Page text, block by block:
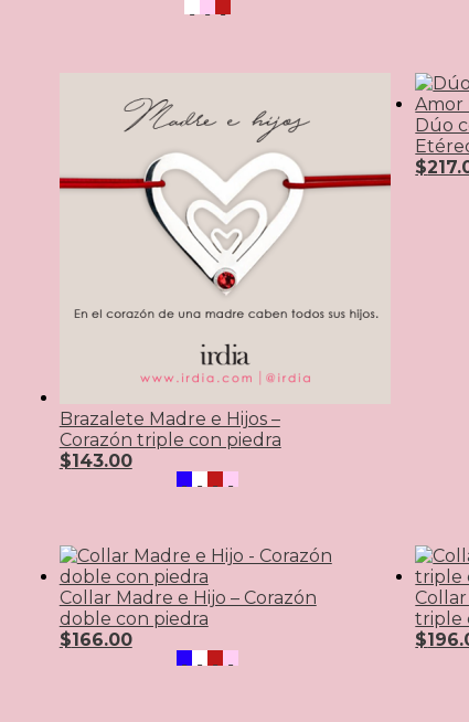
Brazalete Madre e Hijos –
Corazón triple con piedra
$143.00
Dúo
$
Collar Madre e Hijo – Corazón
doble con piedra
$166.00
Collar
triple
$